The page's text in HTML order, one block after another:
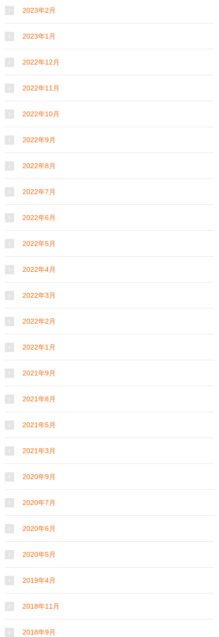
2023年2月
2023年1月
2022年12月
2022年11月
2022年10月
2022年9月
2022年8月
2022年7月
2022年6月
2022年5月
2022年4月
2022年3月
2022年2月
2022年1月
2021年9月
2021年8月
2021年5月
2021年3月
2020年9月
2020年7月
2020年6月
2020年5月
2019年4月
2018年11月
2018年9月